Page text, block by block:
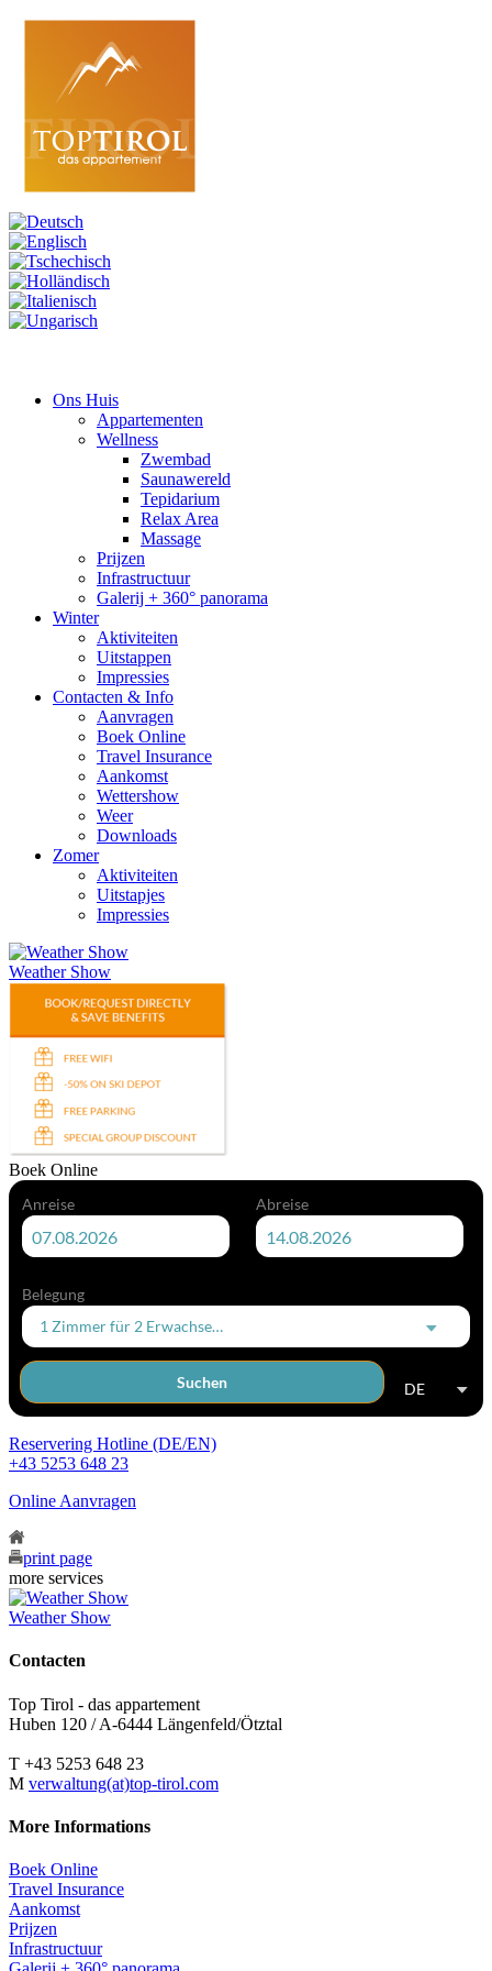
Ons Huis
Appartementen
Wellness
Zwembad
Saunawereld
Tepidarium
Relax Area
Massage
Prijzen
Infrastructuur
Galerij + 360° panorama
Winter
Aktiviteiten
Uitstappen
Impressies
Contacten & Info
Aanvragen
Boek Online
Travel Insurance
Aankomst
Wettershow
Weer
Downloads
Zomer
Aktiviteiten
Uitstapjes
Impressies
Weather Show
Boek Online
Anreise Abreise
Belegung
1 Zimmerfür 2 Erwachsene
Suchen DE
Reservering Hotline (DE/EN)
+43 5253 648 23
Online Aanvragen
print page
more services
Weather Show
Contacten
Top Tirol - das appartement
Huben 120 / A-6444 Längenfeld/Ötztal
T +43 5253 648 23
M verwaltung(at)top-tirol.com
More Informations
Boek Online
Travel Insurance
Aankomst
Prijzen
Infrastructuur